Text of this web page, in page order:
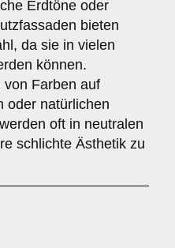
Erdtöne oder
bieten
da sie in vielen
können.
von Farben auf
oder natürlichen
oft in neutralen
schlichte Ästhetik zu